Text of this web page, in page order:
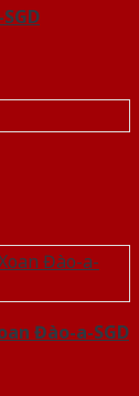
Đào-a-SGD